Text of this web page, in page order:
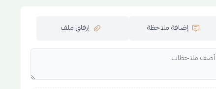
إضافة ملاحظة إرفاق ملف